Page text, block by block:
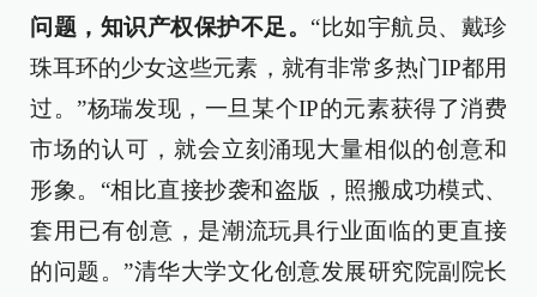
问题，知识产权保护不足。 “比如宇航员、戴珍
珠耳环的少女这些元素，就有非常多热门IP都用
过。”杨瑞发现，一旦某个IP的元素获得了消费
市场的认可，就会立刻涌现大量相似的创意和
形象。“相比直接抄袭和盗版，照搬成功模式、
套用已有创意，是潮流玩具行业面临的更直接
的问题。”清华大学文化创意发展研究院副院长